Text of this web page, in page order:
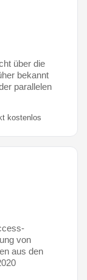
über die
bekannt
parallelen
kostenlos
von
aus den